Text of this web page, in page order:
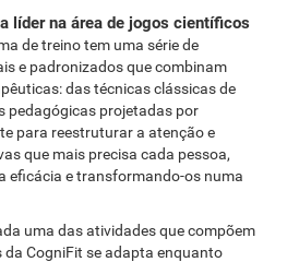
líder na área de jogos científicos
de treino tem uma série de
e padronizados que combinam
das técnicas clássicas de
pedagógicas projetadas por
para reestruturar a atenção e
que mais precisa cada pessoa,
eficácia e transformando-os numa
uma das atividades que compõem
CogniFit se adapta enquanto